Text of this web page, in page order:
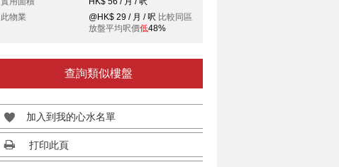
此物業
@HK$ 29 / 月 / 呎 比較同區
放盤平均呎價低48%
查詢類似樓盤
加入到我的心水名單
打印此頁